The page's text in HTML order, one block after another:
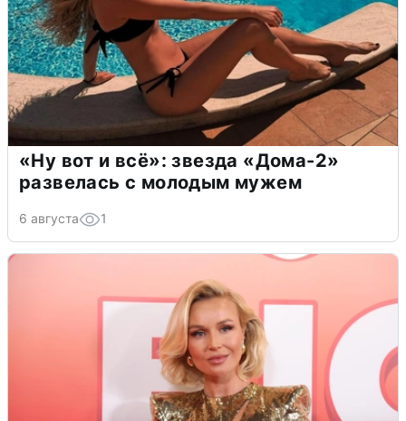
«Ну вот и всё»: звезда «Дома-2»
развелась с молодым мужем
6 августа 1